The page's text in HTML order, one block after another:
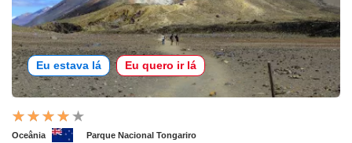
Eu estava lá Eu quero ir lá
Oceânia Parque Nacional Tongariro